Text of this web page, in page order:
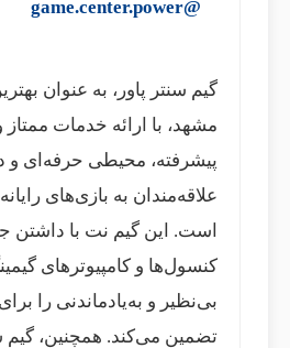
@game.center.power
گیم سنتر پاور، به عنوان
مشهد، با ارائه خدمات ممتاز
پیشرفته، محیطی حرفه‌ای و
علاقه‌مندان به بازی‌های
است. این گیم نت با داشتن
کنسول‌ها و کامپیوترهای
بی‌نظیر و به‌یادماندنی را
تضمین می‌کند. همچنین، گیم